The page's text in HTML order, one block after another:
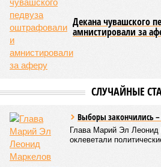
Декана чувашского
амнистировали за
СЛУЧАЙНЫЕ
Выборы закончились
Глава Марий Эл Леонид
оклеветали